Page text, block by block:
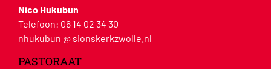
Nico Hukubun
Telefoon: 06 14 02 34 30
nhukubun @ sionskerkzwolle.nl
PASTORAAT